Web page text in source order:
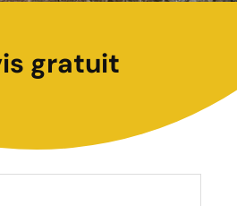
gratuit